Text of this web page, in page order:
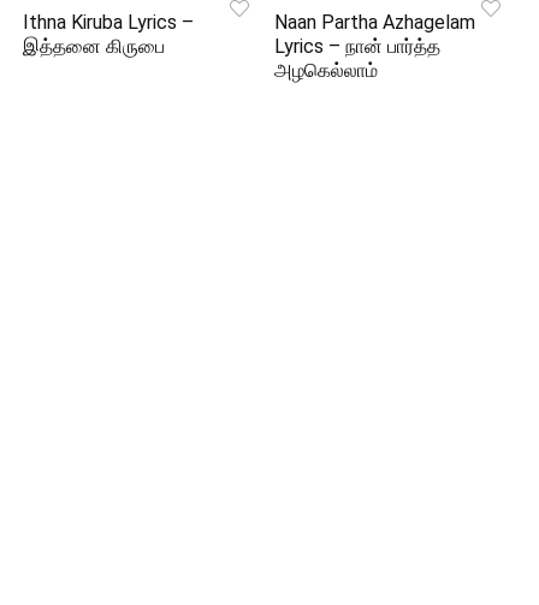
Ithna Kiruba Lyrics –
இத்தனை கிருபை
Naan Partha Azhagelam
Lyrics – நான் பார்த்த
அழகெல்லாம்